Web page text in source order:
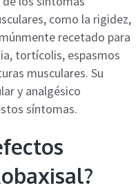
como la rigidez,
recetado para
tortícolis, espasmos
musculares. Su
y analgésico
síntomas.